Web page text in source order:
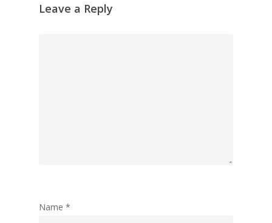
Leave a Reply
Name *